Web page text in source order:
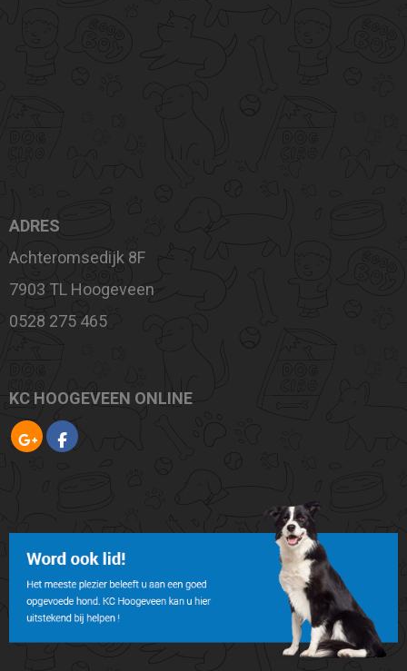
ADRES
Achteromsedijk 8F
7903 TL Hoogeveen
0528 275 465
KC HOOGEVEEN ONLINE